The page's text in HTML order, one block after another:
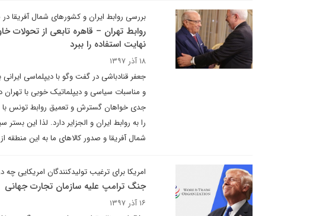
بررسی روابط ایران و کشورهای شمال آفریقا در سال
روابط تهران – قاهره تابعی از تحولات
نهایت استفاده را ببرد
۱۸ آذر ۱۳۹۷
جعفر قنادباشی در گفت وگو با دیپلماسی
و مناسبات سیاسی و دیپلماتیک خوبی با
جدی خواهان گسترش و تعمیق روابط تونس با
را به روابط ایران و الجزایر دارد. لذا این
شمال آفریقا و صدور کالاهای ما به این منطقه از آفریقا را در سال ۲۰۱۹
امریکا برای ترغیب تولیدکنندگان امریکایی چه
جنگ ترامپ علیه سازمان تجارت جهانی
۱۶ آذر ۱۳۹۷